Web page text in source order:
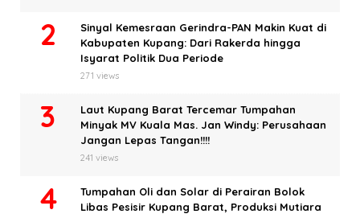
Sinyal Kemesraan Gerindra-PAN Makin Kuat di
Kabupaten Kupang: Dari Rakerda hingga
Isyarat Politik Dua Periode
271 views
Laut Kupang Barat Tercemar Tumpahan
Minyak MV Kuala Mas. Jan Windy: Perusahaan
Jangan Lepas Tangan!!!!
241 views
Tumpahan Oli dan Solar di Perairan Bolok
Libas Pesisir Kupang Barat, Produksi Mutiara